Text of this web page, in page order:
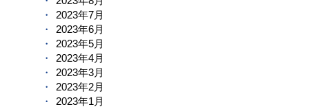
2023年7月
2023年6月
2023年5月
2023年4月
2023年3月
2023年2月
2023年1月